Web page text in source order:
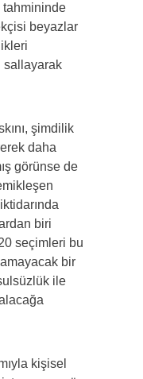
tahmininde
beyazlar
sallayarak
şimdilik
daha
görünse de
biri
seçimleri bu
bir
ile
kişisel